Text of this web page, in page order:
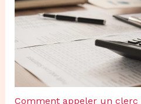
Comment appeler un clerc